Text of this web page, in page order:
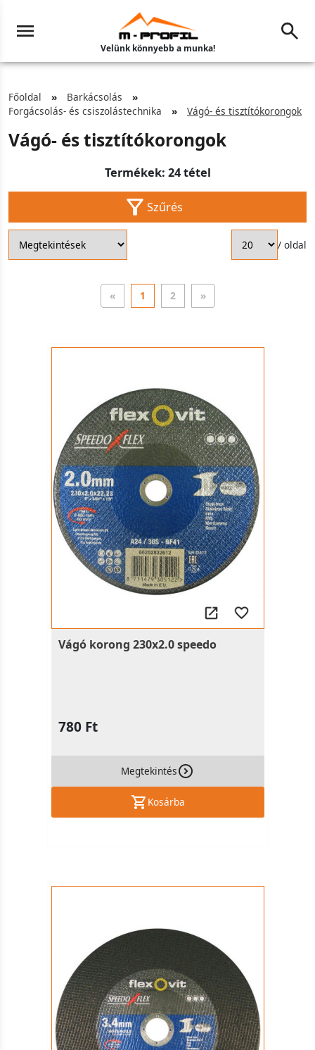
Velünk könnyebb a munka!
Főoldal
Barkácsolás
Forgácsolás- és csiszolástechnika
Vágó- és tisztítókorongok
Vágó- és tisztítókorongok
Termékek: 24 tétel
Szűrés
/ oldal
« 1 2 »
Vágó korong 230x2.0 speedo
780 Ft
Megtekintés
Kosárba